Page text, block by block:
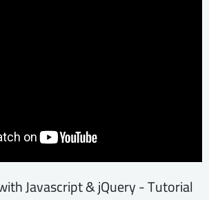
Javascript & jQuery - Tutorial